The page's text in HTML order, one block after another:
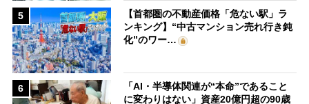
5
【首都圏の不動産価格「危ない駅」ラ
ンキング】“中古マンション売れ行き鈍
化”のワー…
6
「AI・半導体関連が“本命”であること
に変わりはない」資産20億円超の90歳